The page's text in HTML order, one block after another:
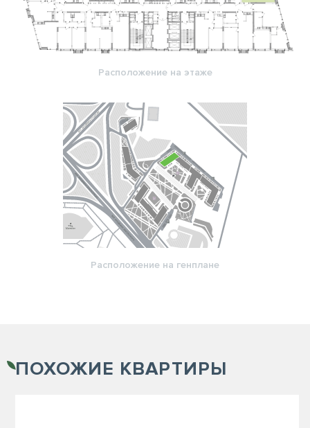
Расположение на этаже
Расположение на генплане
ПОХОЖИЕ КВАРТИРЫ